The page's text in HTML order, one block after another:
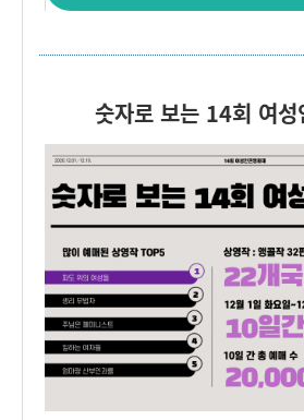
숫자로 보는 14회 여성